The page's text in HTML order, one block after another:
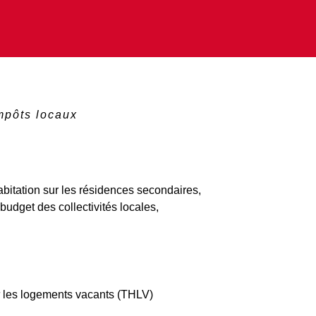
locaux
sur les résidences secondaires,
des collectivités locales,
logements vacants (THLV)